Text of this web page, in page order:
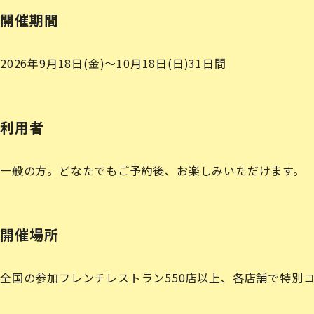
開催期間
2026年9月18日(金)〜10月18日(日)31日間
利用者
一般の方。どなたでもご予約後、お楽しみいただけます。
開催場所
全国の参加フレンチレストラン550店以上、各店舗で特別